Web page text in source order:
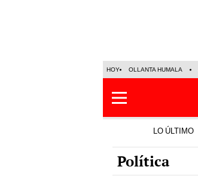
HOY OLLANTA HUMALA
LO ÚLTIMO
Política